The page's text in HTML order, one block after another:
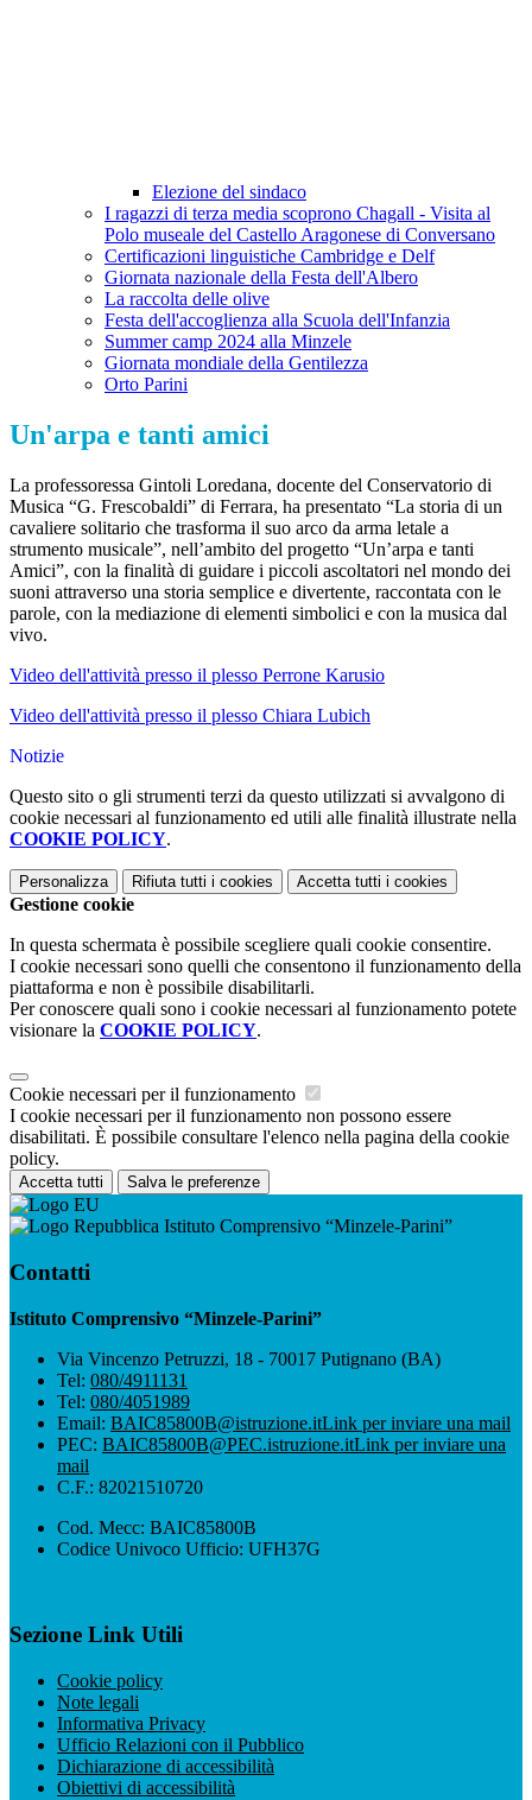
Elezione del sindaco
I ragazzi di terza media scoprono Chagall - Visita al
Polo museale del Castello Aragonese di Conversano
Certificazioni linguistiche Cambridge e Delf
Giornata nazionale della Festa dell'Albero
La raccolta delle olive
Festa dell'accoglienza alla Scuola dell'Infanzia
Summer camp 2024 alla Minzele
Giornata mondiale della Gentilezza
Orto Parini
Un'arpa e tanti amici
La professoressa Gintoli Loredana, docente del Conservatorio di
Musica “G. Frescobaldi” di Ferrara, ha presentato “La storia di un
cavaliere solitario che trasforma il suo arco da arma letale a
strumento musicale”, nell’ambito del progetto “Un’arpa e tanti
Amici”, con la finalità di guidare i piccoli ascoltatori nel mondo dei
suoni attraverso una storia semplice e divertente, raccontata con le
parole, con la mediazione di elementi simbolici e con la musica dal
vivo.
Video dell'attività presso il plesso Perrone Karusio
Video dell'attività presso il plesso Chiara Lubich
Notizie
Questo sito o gli strumenti terzi da questo utilizzati si avvalgono di
cookie necessari al funzionamento ed utili alle finalità illustrate nella
COOKIE POLICY.
Personalizza Rifiuta tutti i cookies Accetta tutti i cookies
Gestione cookie
In questa schermata è possibile scegliere quali cookie consentire.
I cookie necessari sono quelli che consentono il funzionamento della
piattaforma e non è possibile disabilitarli.
Per conoscere quali sono i cookie necessari al funzionamento potete
visionare la COOKIE POLICY.
Cookie necessari per il funzionamento
I cookie necessari per il funzionamento non possono essere
disabilitati. È possibile consultare l'elenco nella pagina della cookie
policy.
Accetta tutti Salva le preferenze
Istituto Comprensivo “Minzele-Parini”
Contatti
Istituto Comprensivo “Minzele-Parini”
Via Vincenzo Petruzzi, 18 - 70017 Putignano (BA)
Tel: 080/4911131
Tel: 080/4051989
Email: BAIC85800B@istruzione.itLink per inviare una mail
PEC: BAIC85800B@PEC.istruzione.itLink per inviare una
mail
C.F.: 82021510720
Cod. Mecc: BAIC85800B
Codice Univoco Ufficio: UFH37G
Sezione Link Utili
Cookie policy
Note legali
Informativa Privacy
Ufficio Relazioni con il Pubblico
Dichiarazione di accessibilità
Obiettivi di accessibilità